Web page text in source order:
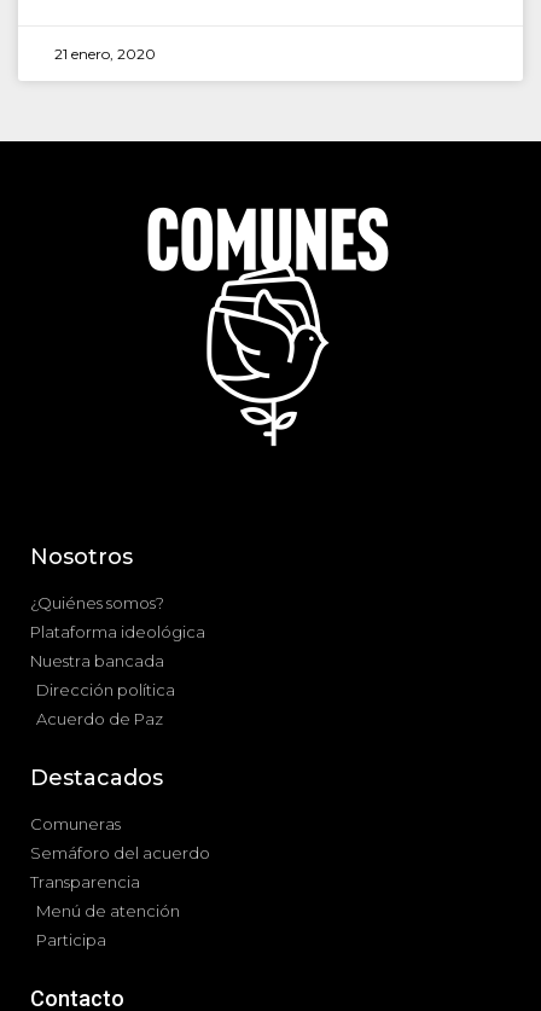
21 enero, 2020
Nosotros
¿Quiénes somos?
Plataforma ideológica
Nuestra bancada
Dirección política
Acuerdo de Paz
Destacados
Comuneras
Semáforo del acuerdo
Transparencia
Menú de atención
Participa
Contacto